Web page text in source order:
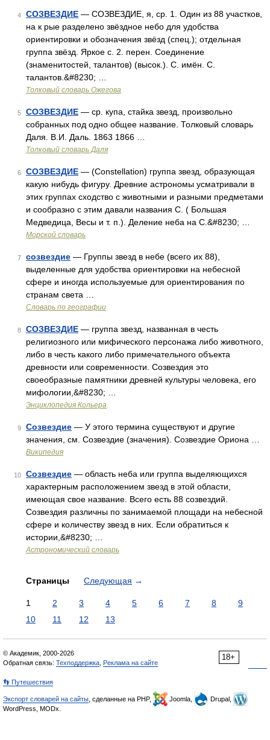
4 СОЗВЕЗДИЕ — СОЗВЕЗДИЕ, я, ср. 1. Один из 88 участков,
на к рые разделено звёздное небо для удобства
ориентировки и обозначения звёзд (спец.); отдельная
группа звёзд. Яркое с. 2. перен. Соединение
(знаменитостей, талантов) (высок.). С. имён. С.
талантов.&#8230; …
Толковый словарь Ожегова
5 СОЗВЕЗДИЕ — ср. купа, стайка звезд, произвольно
собранных под одно общее название. Толковый словарь
Даля. В.И. Даль. 1863 1866 …
Толковый словарь Даля
6 СОЗВЕЗДИЕ — (Constellation) группа звезд, образующая
какую нибудь фигуру. Древние астрономы усматривали в
этих группах сходство с животными и разными предметами
и сообразно с этим давали названия С. ( Большая
Медведица, Весы и т. п.). Деление неба на С.&#8230; …
Морской словарь
7 созвездие — Группы звезд в небе (всего их 88),
выделенные для удобства ориентировки на небесной
сфере и иногда используемые для ориентирования по
странам света …
Словарь по географии
8 СОЗВЕЗДИЕ — группа звезд, названная в честь
религиозного или мифического персонажа либо животного,
либо в честь какого либо примечательного объекта
древности или современности. Созвездия это
своеобразные памятники древней культуры человека, его
мифологии,&#8230; …
Энциклопедия Кольера
9 Созвездие — У этого термина существуют и другие
значения, см. Созвездие (значения). Созвездие Ориона …
Википедия
10 Созвездие — область неба или группа выделяющихся
характерным расположением звезд в этой области,
имеющая свое название. Всего есть 88 созвездий.
Созвездия различны по занимаемой площади на небесной
сфере и количеству звезд в них. Если обратиться к
истории,&#8230; …
Астрономический словарь
Страницы Следующая →
1 2 3 4 5 6 7 8
9
10
11 12 13
18+
© Академик, 2000-2026
Обратная связь: Техподдержка Реклама на сайте
👣 Путешествия
Экспорт словарей на сайты , сделанные на PHP, Joomla,
Drupal,
WordPress, MODx.